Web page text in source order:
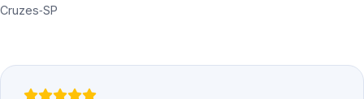
Cruzes‑SP